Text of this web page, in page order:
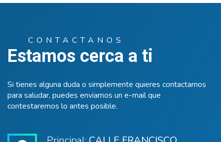
CONTACTANOS
Estamos cerca a ti
Si tienes alguna duda o simplemente quieres contactarnos
para saludar, puedes enviarnos un e-mail que
contestaremos lo antes posible.